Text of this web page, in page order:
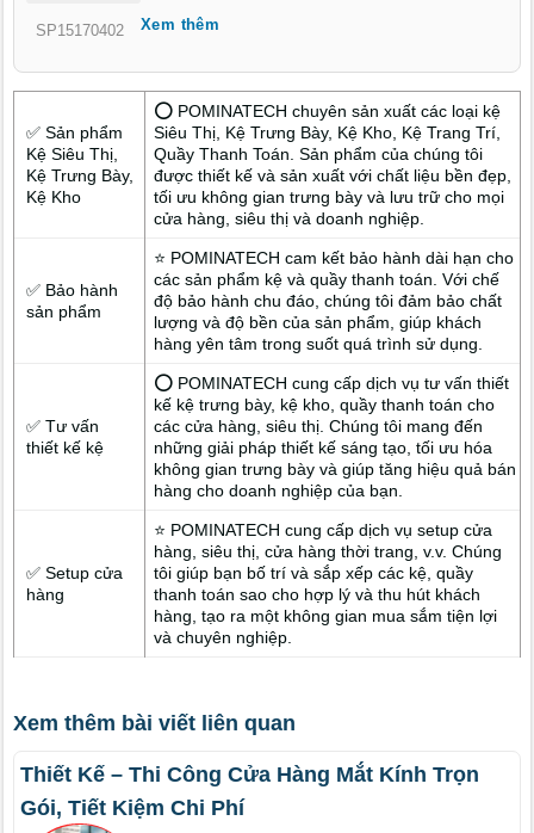
SP15170402 Xem thêm
✅ Sản phẩm
Kệ Siêu Thị,
Kệ Trưng Bày,
Kệ Kho
⭕ POMINATECH chuyên sản xuất các loại kệ
Siêu Thị, Kệ Trưng Bày, Kệ Kho, Kệ Trang Trí,
Quầy Thanh Toán. Sản phẩm của chúng tôi
được thiết kế và sản xuất với chất liệu bền đẹp,
tối ưu không gian trưng bày và lưu trữ cho mọi
cửa hàng, siêu thị và doanh nghiệp.
✅ Bảo hành
sản phẩm
⭐ POMINATECH cam kết bảo hành dài hạn cho
các sản phẩm kệ và quầy thanh toán. Với chế
độ bảo hành chu đáo, chúng tôi đảm bảo chất
lượng và độ bền của sản phẩm, giúp khách
hàng yên tâm trong suốt quá trình sử dụng.
✅ Tư vấn
thiết kế kệ
⭕ POMINATECH cung cấp dịch vụ tư vấn thiết
kế kệ trưng bày, kệ kho, quầy thanh toán cho
các cửa hàng, siêu thị. Chúng tôi mang đến
những giải pháp thiết kế sáng tạo, tối ưu hóa
không gian trưng bày và giúp tăng hiệu quả bán
hàng cho doanh nghiệp của bạn.
✅ Setup cửa
hàng
⭐ POMINATECH cung cấp dịch vụ setup cửa
hàng, siêu thị, cửa hàng thời trang, v.v. Chúng
tôi giúp bạn bố trí và sắp xếp các kệ, quầy
thanh toán sao cho hợp lý và thu hút khách
hàng, tạo ra một không gian mua sắm tiện lợi
và chuyên nghiệp.
Xem thêm bài viết liên quan
Thiết Kế – Thi Công Cửa Hàng Mắt Kính Trọn
Gói, Tiết Kiệm Chi Phí